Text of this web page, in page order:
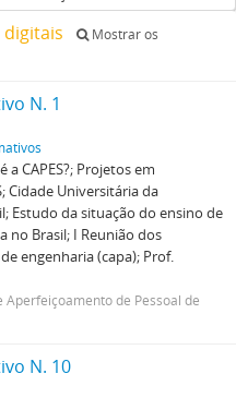
Mostrar os
N. 1
a CAPES?; Projetos em
Cidade Universitária da
Estudo da situação do ensino de
no Brasil; I Reunião dos
engenharia (capa); Prof.
Aperfeiçoamento de Pessoal de
N. 10